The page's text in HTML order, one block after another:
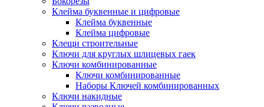
Клейма буквенные и цифровые
Клейма буквенные
Клейма цифровые
Клещи строительные
Ключи для круглых шлицевых гаек
Ключи комбинированные
Ключи комбинированные
Наборы Ключей комбинированных
Ключи накидные